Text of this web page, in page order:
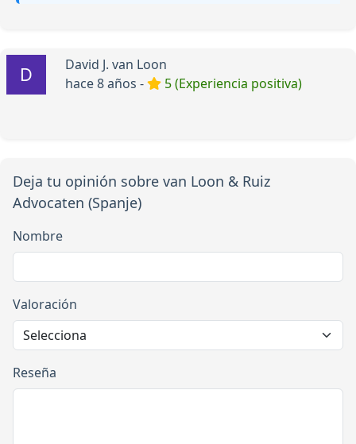
David J. van Loon
hace 8 años -
5 (Experiencia positiva)
Deja tu opinión sobre van Loon & Ruiz
Advocaten (Spanje)
Nombre
Valoración
Reseña